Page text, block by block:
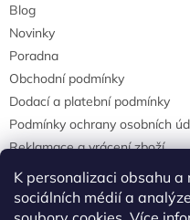
K personalizaci obsahu
sociálních médií a
Blog
Novinky
Poradna
Obchodní podmínky
Dodací a platební podmínky
Podmínky ochrany osobních
Reklamace a vrácení zboží
agrostis.cz